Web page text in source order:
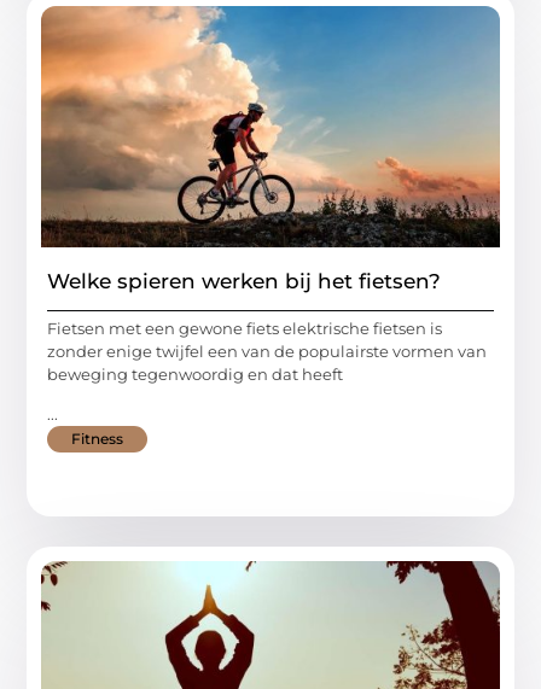
Welke spieren werken bij het fietsen?
Fietsen met een gewone fiets elektrische fietsen is
zonder enige twijfel een van de populairste vormen van
beweging tegenwoordig en dat heeft
...
Fitness